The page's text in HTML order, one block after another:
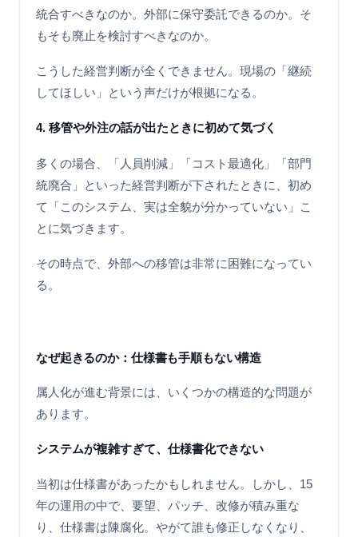
統合すべきなのか。外部に保守委託できるのか。そ
もそも廃止を検討すべきなのか。
こうした経営判断が全くできません。現場の「継続
してほしい」という声だけが根拠になる。
4. 移管や外注の話が出たときに初めて気づく
多くの場合、「人員削減」「コスト最適化」「部門
統廃合」といった経営判断が下されたときに、初め
て「このシステム、実は全貌が分かっていない」こ
とに気づきます。
その時点で、外部への移管は非常に困難になってい
る。
なぜ起きるのか：仕様書も手順もない構造
属人化が進む背景には、いくつかの構造的な問題が
あります。
システムが複雑すぎて、仕様書化できない
当初は仕様書があったかもしれません。しかし、15
年の運用の中で、要望、パッチ、改修が積み重な
り、仕様書は陳腐化。やがて誰も修正しなくなり、